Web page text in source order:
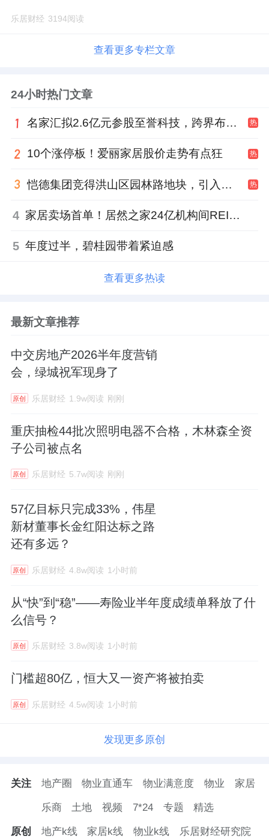
乐居财经 3194阅读
查看更多专栏文章
24小时热门文章
名家汇拟2.6亿元参股至誉科技，跨界布局工业级固态存储 热
10个涨停板！爱丽家居股价走势有点狂 热
恺德集团竞得洪山区园林路地块，引入贝好家C2M产品定位及营销服务 热
4 家居卖场首单！居然之家24亿机构间REITs获深交所无异议函
5 年度过半，碧桂园带着紧迫感
查看更多热读
最新文章推荐
中交房地产2026半年度营销
会，绿城祝军现身了
原创 乐居财经 1.9w阅读 刚刚
重庆抽检44批次照明电器不合格，木林森全资
子公司被点名
原创 乐居财经 5.7w阅读 刚刚
57亿目标只完成33%，伟星
新材董事长金红阳达标之路
还有多远？
原创 乐居财经 4.8w阅读 1小时前
从“快”到“稳”——寿险业半年度成绩单释放了什
么信号？
原创 乐居财经 3.8w阅读 1小时前
门槛超80亿，恒大又一资产将被拍卖
原创 乐居财经 4.5w阅读 1小时前
发现更多原创
关注 地产圈 物业直通车 物业满意度 物业 家居
乐商 土地 视频 7*24 专题 精选
原创 地产k线 家居k线 物业k线 乐居财经研究院